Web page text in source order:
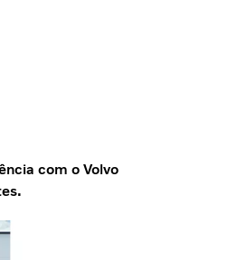
com o Volvo